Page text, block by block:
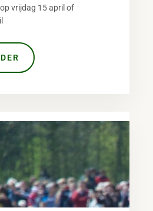
vrijdag 15 april of